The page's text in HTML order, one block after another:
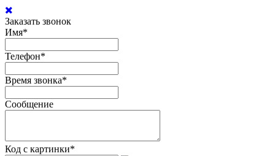
Заказать звонок
Имя*
Телефон*
Время звонка*
Сообщение
Код с картинки*